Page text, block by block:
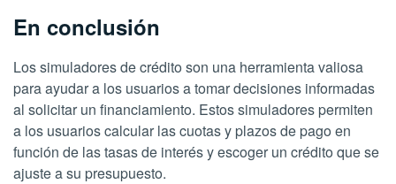
En conclusión
Los simuladores de crédito son una herramienta valiosa
para ayudar a los usuarios a tomar decisiones informadas
al solicitar un financiamiento. Estos simuladores permiten
a los usuarios calcular las cuotas y plazos de pago en
función de las tasas de interés y escoger un crédito que se
ajuste a su presupuesto.